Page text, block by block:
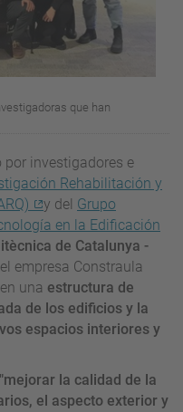
que han
investigadores e
Rehabilitación y
y del Grupo
en la Edificación
de Catalunya -
empresa Constraula
una estructura de
de los edificios y la
espacios interiores y
"mejorar la calidad de la
el aspecto exterior y